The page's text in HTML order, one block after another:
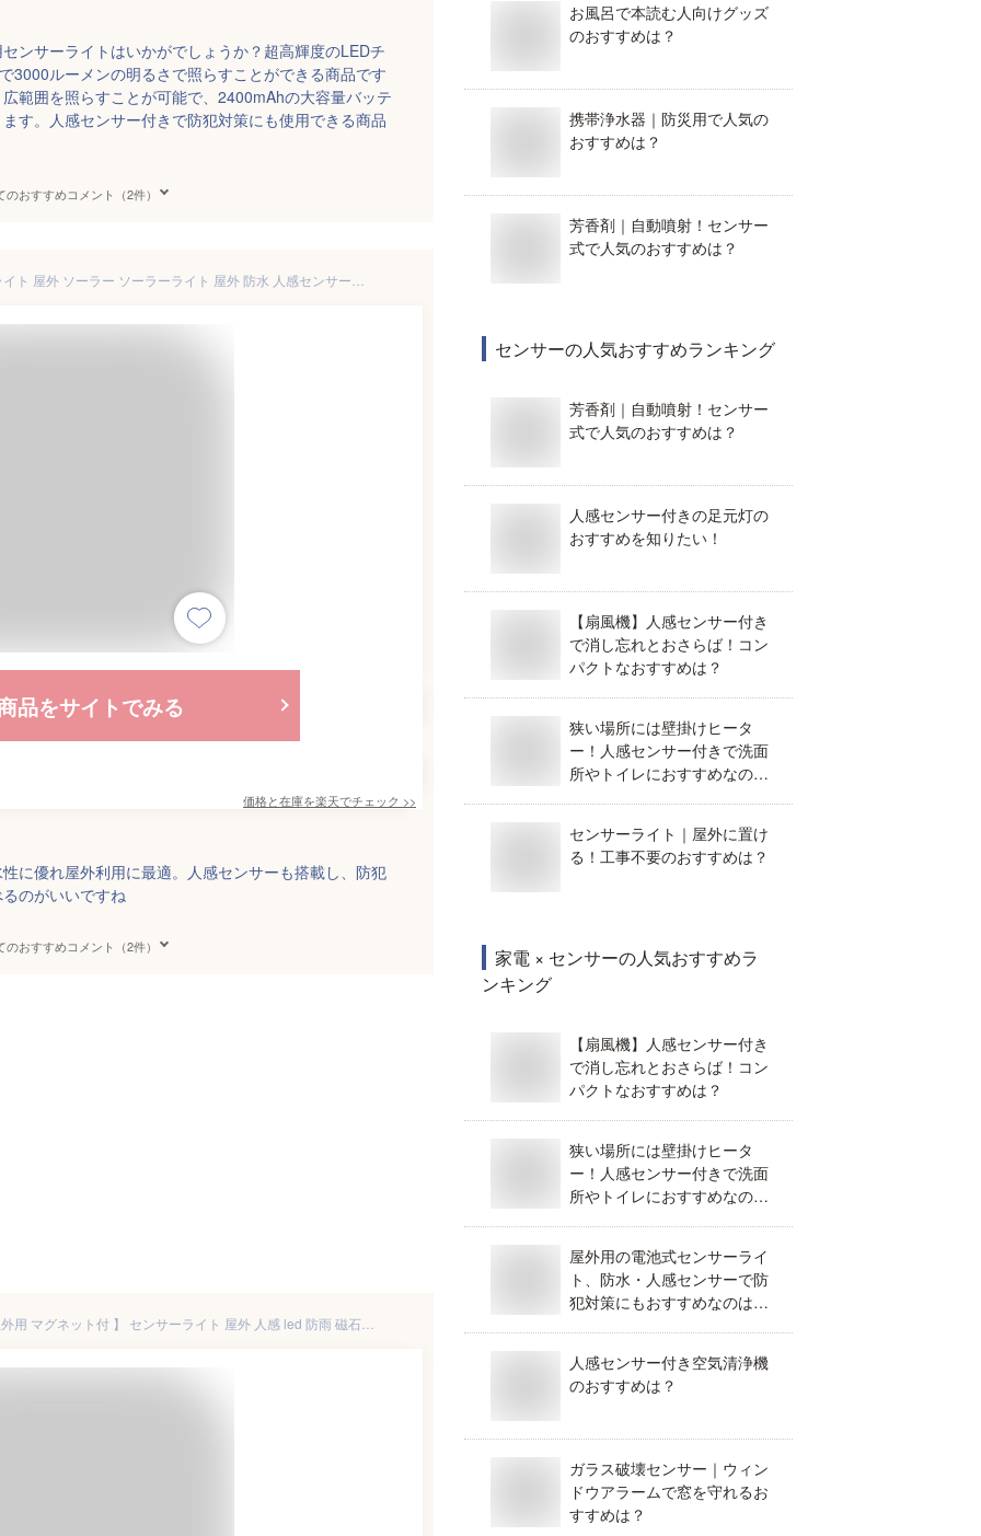
ンサーライトはいかがでしょうか？超高輝度のLEDチ
3000ルーメンの明るさで照らすことができる商品です
範囲を照らすことが可能で、2400mAhの大容量バッテ
す。人感センサー付きで防犯対策にも使用できる商品
のおすすめコメント（2件）
品をサイトでみる
価格と在庫を楽天でチェック >>
に優れ屋外利用に最適。人感センサーも搭載し、防犯
のがいいですね
のおすすめコメント（2件）
お風呂で本読む人向けグッズ
のおすすめは？
携帯浄水器｜防災用で人気の
おすすめは？
芳香剤｜自動噴射！センサー
式で人気のおすすめは？
センサーの人気おすすめランキング
芳香剤｜自動噴射！センサー
式で人気のおすすめは？
人感センサー付きの足元灯の
おすすめを知りたい！
【扇風機】人感センサー付き
で消し忘れとおさらば！コン
パクトなおすすめは？
狭い場所には壁掛けヒータ
ー！人感センサー付きで洗面
所やトイレにおすすめなのは
センサーライト｜屋外に置け
る！工事不要のおすすめは？
家電 × センサーの人気おすすめラ
ンキング
【扇風機】人感センサー付き
で消し忘れとおさらば！コン
パクトなおすすめは？
狭い場所には壁掛けヒータ
ー！人感センサー付きで洗面
所やトイレにおすすめなのは
屋外用の電池式センサーライ
ト、防水・人感センサーで防
犯対策にもおすすめなのはど
人感センサー付き空気清浄機
のおすすめは？
ガラス破壊センサー｜ウィン
ドウアラームで窓を守れるお
すすめは？